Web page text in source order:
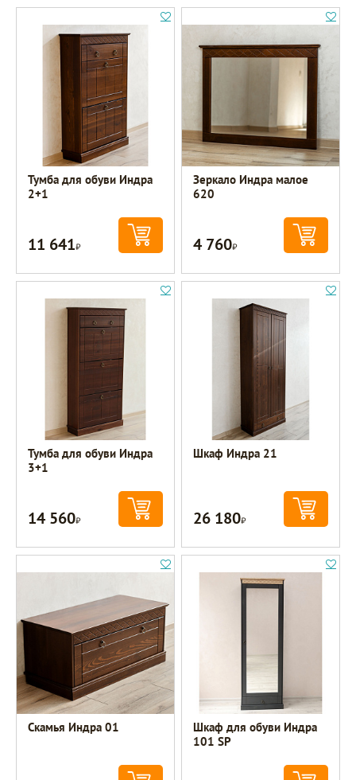
Тумба для обуви Индра
2+1
11 641Р
Зеркало Индра малое
620
4 760Р
Тумба для обуви Индра
3+1
14 560Р
Шкаф Индра 21
26 180Р
Скамья Индра 01
Шкаф для обуви Индра
101 SP